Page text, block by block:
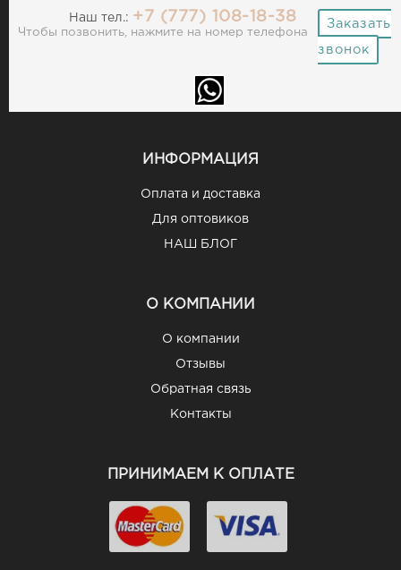
Наш тел.: +7 (777) 108-18-38
Чтобы позвонить, нажмите на номер телефона
Заказать
звонок
ИНФОРМАЦИЯ
Оплата и доставка
Для оптовиков
НАШ БЛОГ
О КОМПАНИИ
О компании
Отзывы
Обратная связь
Контакты
ПРИНИМАЕМ К ОПЛАТЕ